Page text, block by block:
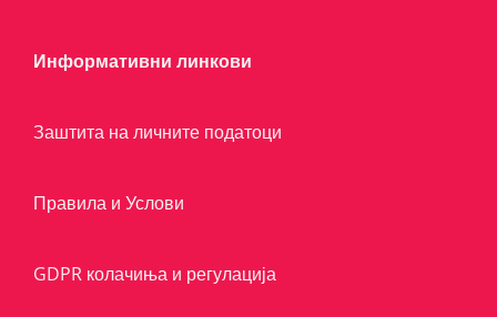
Информативни линкови
Заштита на личните податоци
Правила и Услови
GDPR колачиња и регулација